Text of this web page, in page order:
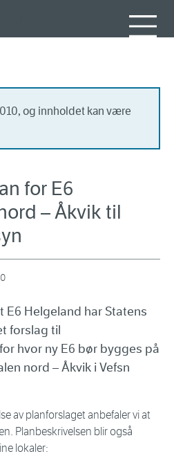
og innholdet kan være
for E6
– Åkvik til
E6 Helgeland har Statens
forslag til
hvor ny E6 bør bygges på
nord – Åkvik i Vefsn
av planforslaget anbefaler vi at
Planbeskrivelsen blir også
lokaler: